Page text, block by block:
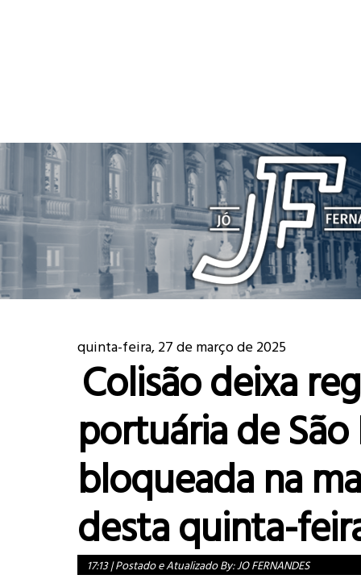
quinta-feira, 27 de março de 2025
Colisão deixa
portuária de São
bloqueada na
desta quinta-
17:13|Postado e Atualizado By:JO FERNANDES